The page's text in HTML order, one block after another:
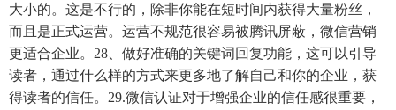
大小的。这是不行的，除非你能在短时间内获得大量粉丝，
而且是正式运营。运营不规范很容易被腾讯屏蔽，微信营销
更适合企业。28、做好准确的关键词回复功能，这可以引导
读者，通过什么样的方式来更多地了解自己和你的企业，获
得读者的信任。29.微信认证对于增强企业的信任感很重要，